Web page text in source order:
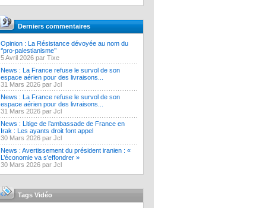
Derniers commentaires
Opinion : La Résistance dévoyée au nom du
‘’pro-palestianisme’’
5 Avril 2026 par Tixe
News : La France refuse le survol de son
espace aérien pour des livraisons...
31 Mars 2026 par Jcl
News : La France refuse le survol de son
espace aérien pour des livraisons...
31 Mars 2026 par Jcl
News : Litige de l’ambassade de France en
Irak : Les ayants droit font appel
30 Mars 2026 par Jcl
News : Avertissement du président iranien : «
L’économie va s’effondrer »
30 Mars 2026 par Jcl
Tags Vidéo